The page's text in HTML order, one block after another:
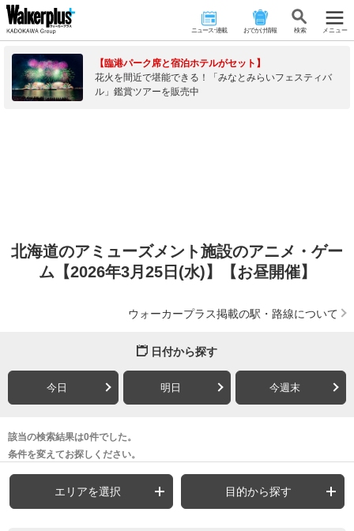
ニュース･連載 おでかけ情報 検 索 メニュー
【臨港パーク席と宿泊ホテルがセット】
花火を間近で堪能できる！「みなとみらいフェスティバ
ル」鑑賞ツアーを販売中
北海道のアミューズメント施設のアニメ・ゲー
ム【2026年3月25日(水)】【お昼開催】
ウォーカープラス掲載の駅・路線について
日付から探す
今日 明日 今週末
該当の検索結果は0件でした。
条件を変えてお探しください。
エリアを選択 目的から探す